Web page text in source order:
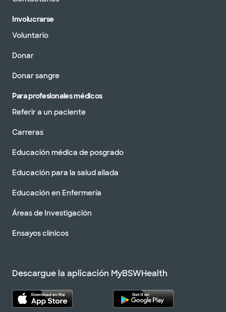
Involucrarse
Voluntario
Donar
Donar sangre
Para profesionales médicos
Referir a un paciente
Carreras
Educación médica de posgrado
Educación para la salud aliada
Educación en Enfermería
Áreas de Investigación
Ensayos clínicos
Descargue la aplicación MyBSWHealth